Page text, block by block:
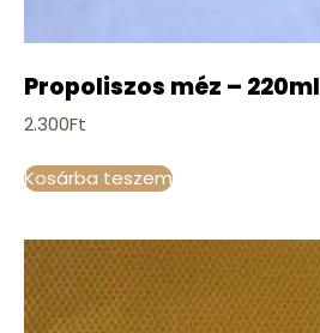
Propoliszos méz – 220ml
2.300Ft
Kosárba teszem